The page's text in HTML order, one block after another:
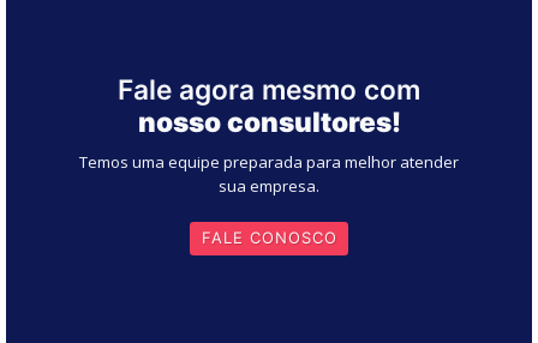
Fale agora mesmo com
nosso consultores!
Temos uma equipe preparada para melhor atender
sua empresa.
FALE CONOSCO